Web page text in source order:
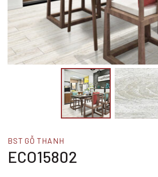
BST GỖ THANH
ECO15802